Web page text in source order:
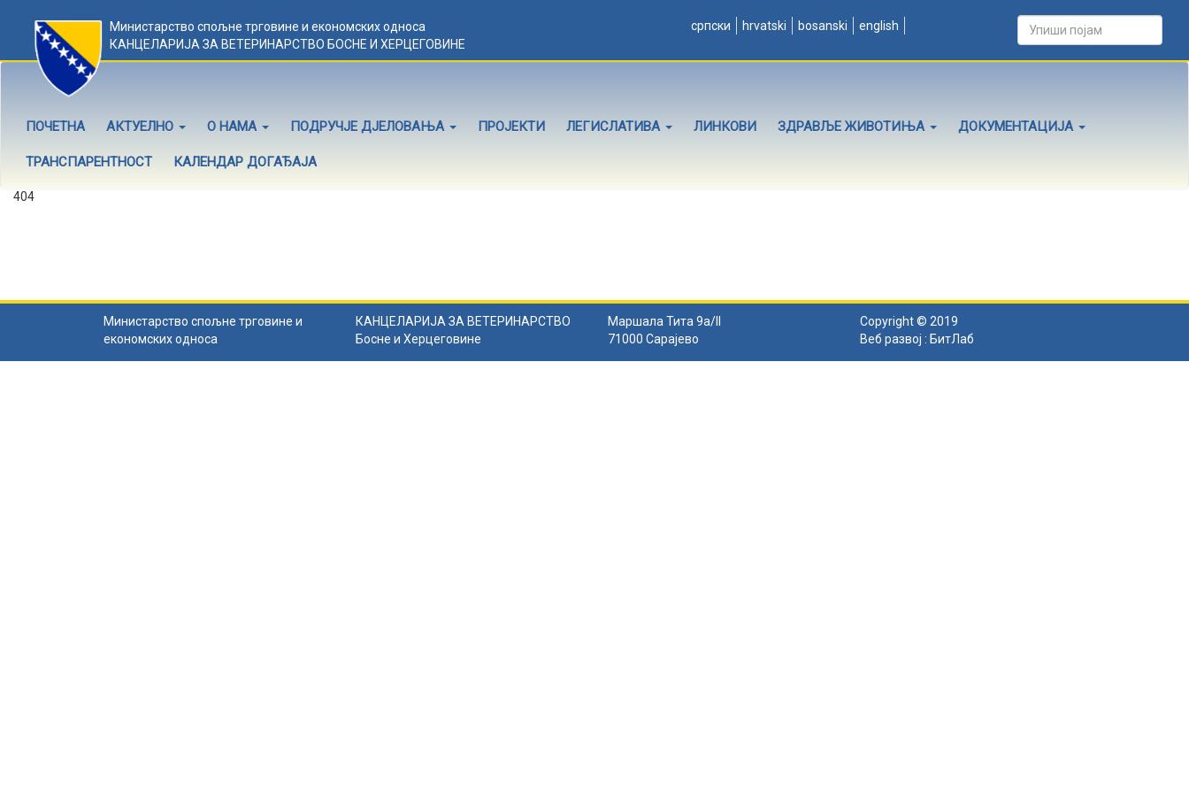
Министарство спољне трговине и економских односа
КАНЦЕЛАРИЈА ЗА ВЕТЕРИНАРСТВО БОСНЕ И ХЕРЦЕГОВИНЕ
српски hrvatski bosanski english
ПОЧЕТНА АКТУЕЛНО О НАМА ПОДРУЧЈЕ ДЈЕЛОВАЊА ПРОЈЕКТИ ЛЕГИСЛАТИВА ЛИНКОВИ ЗДРАВЉЕ ЖИВОТИЊА ДОКУМЕНТАЦИЈА
ТРАНСПАРЕНТНОСТ КАЛЕНДАР ДОГАЂАЈА
404
Министарство спољне трговине и
економских односа
КАНЦЕЛАРИЈА ЗА ВЕТЕРИНАРСТВО
Босне и Херцеговине
Маршала Тита 9а/II
71000 Сарајево
Copyright © 2019
Веб развој : БитЛаб